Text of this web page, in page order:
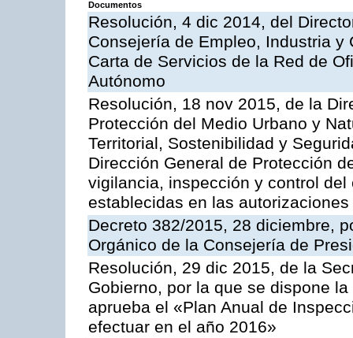
Documentos
Resolución, 4 dic 2014, del
Consejería de Empleo, Industria
Carta de Servicios de la Red de
Autónomo
Resolución, 18 nov 2015, de la
Protección del Medio Urbano y
Territorial, Sostenibilidad y
Dirección General de Protección
vigilancia, inspección y control
establecidas en las
Decreto 382/2015, 28 diciembre,
Orgánico de la Consejería de
Resolución, 29 dic 2015, de la
Gobierno, por la que se dispone
aprueba el «Plan Anual de
efectuar en el año 2016»